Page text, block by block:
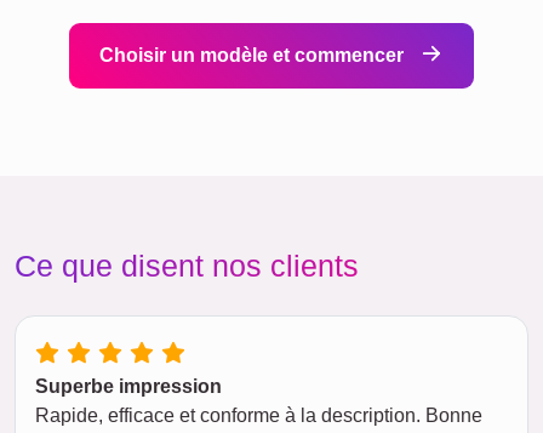
Choisir un modèle et commencer
Ce que disent nos clients
Superbe impression
Rapide, efficace et conforme à la description. Bonne